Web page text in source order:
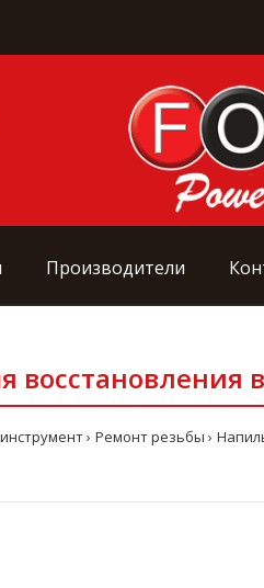
Производители
восстановления
Ремонт резьбы